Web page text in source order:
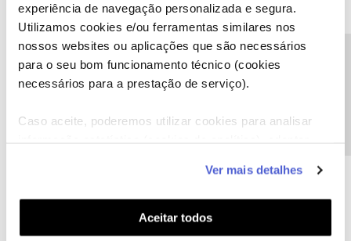
experiência de navegação personalizada e segura.
Utilizamos cookies e/ou ferramentas similares nos
nossos websites ou aplicações que são necessários
para o seu bom funcionamento técnico (cookies
necessários para a prestação de serviço).
Caso aceite, poderemos utilizar cookies para analisar
funcionalidades (cookies de personalização e
funcionalidade) e adaptar anúncios aos seus interesses
(cookies de publicidade personalizada). Pode gerir a
utilização dos cookies clicando em "Configurar
Ver mais detalhes
Aceitar todos
Olá@SusanaLuis,
Já respondemos à sua mensagem e solicitamos um novo
contacto para o número que nos indicou.
Ajude a comunidade a encontrar informação relevante. Marque